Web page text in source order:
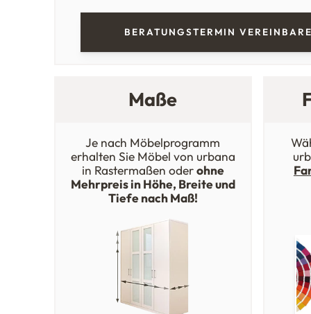
BERATUNGSTERMIN
Maße
Je nach Möbelprogramm
erhalten Sie Möbel von urbana
in Rastermaßen oderohne
Mehrpreis in Höhe, Breite und
Tiefe nach Maß!